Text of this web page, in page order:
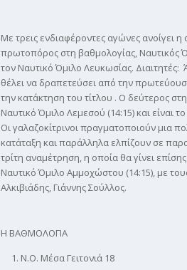
Με τρεις ενδιαφέροντες αγώνες
πρωτοπόρος στη βαθμολογίας, Ναυτικός
τον Ναυτικό Όμιλο Λευκωσίας.
θέλει να δραπετεύσει από την
την κατάκτηση του τίτλου . Ο δεύτερος
Ναυτικό Όμιλο Λεμεσού (14:15) και είναι
Οι γαλαζοκίτρινοι πραγματοποιούν μια
κατάταξη και παράλληλα ελπίζουν σε
τρίτη αναμέτρηση, η οποία θα γίνει
Ναυτικό Όμιλο Αμμοχώστου (14:15), με
Αλκιβιάδης, Γιάννης Σούλλος.
Η ΒΑΘΜΟΛΟΓΙΑ
Ν.Ο. Μέσα Γειτονιά 18